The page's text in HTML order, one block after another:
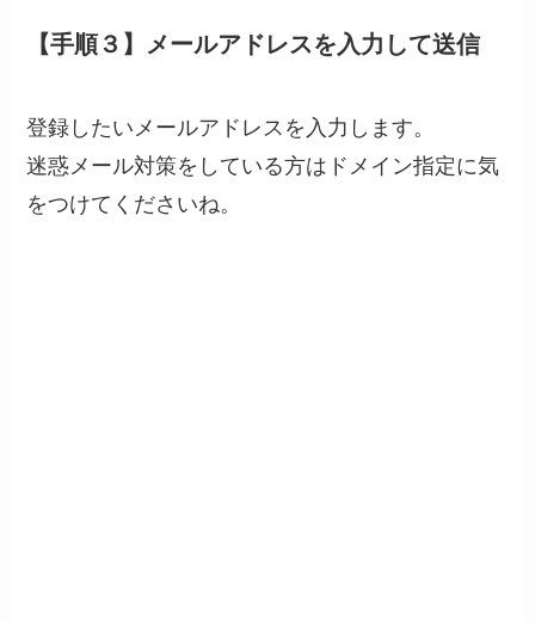
【手順３】メールアドレスを入力して送信
登録したいメールアドレスを入力します。
迷惑メール対策をしている方はドメイン指定に気
をつけてくださいね。